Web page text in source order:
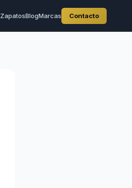
ZapatosBlogMarcas Contacto